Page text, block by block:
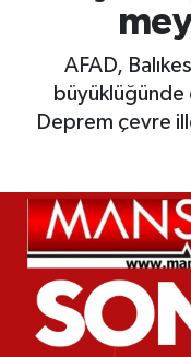
AFAD,
büyüklüğünde
Deprem çevre